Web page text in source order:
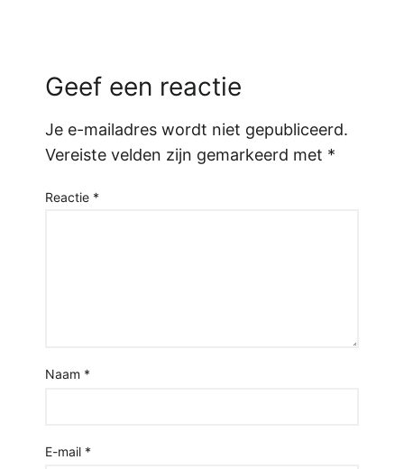
Geef een reactie
Je e-mailadres wordt niet gepubliceerd.
Vereiste velden zijn gemarkeerd met *
Reactie *
Naam *
E-mail *